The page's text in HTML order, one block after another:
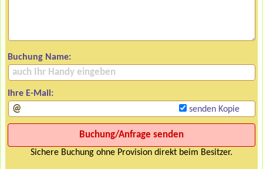
Buchung Name:
Ihre E-Mail:
senden Kopie
Sichere Buchung ohne Provision direkt beim Besitzer.